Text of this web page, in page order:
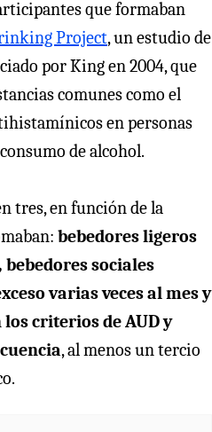
que formaban
Project, un estudio de
por King en 2004, que
comunes como el
en personas
de alcohol.
tres, en función de la
bebedores ligeros
bebedores sociales
varias veces al mes y
criterios de AUD y
, al menos un tercio